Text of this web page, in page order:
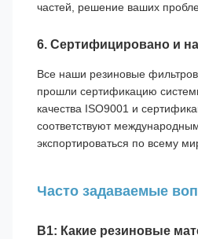
частей, решение ваших
6. Сертифицировано и
Все наши резиновые
прошли сертификацию
качества ISO9001 и
соответствуют
экспортироваться по всему
Часто задаваемые
В1: Какие резиновые